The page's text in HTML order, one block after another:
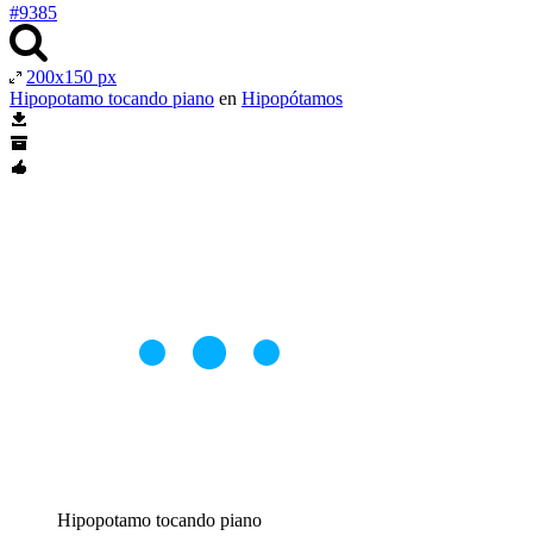
#9385
200x150 px
Hipopotamo tocando piano en Hipopótamos
Hipopotamo tocando piano